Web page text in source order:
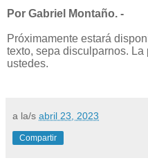
Por Gabriel Montaño. -
Próximamente estará
texto, sepa disculparnos.
ustedes.
a la/s abril 23, 2023
Compartir